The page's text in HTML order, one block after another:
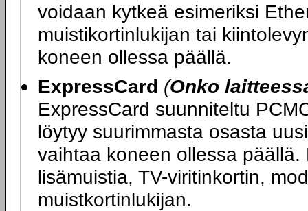
voidaan kytkeä esimeriksi
muistikortinlukijan tai
koneen ollessa päällä.
ExpressCard (Onko
ExpressCard suunniteltu
löytyy suurimmasta osasta
vaihtaa koneen ollessa
lisämuistia, TV-viritinkortin,
muistkortinlukijan.